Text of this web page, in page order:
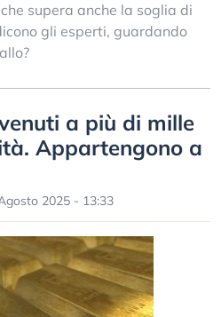
supera anche la soglia di
gli esperti, guardando
a più di mille
Appartengono a
2025 - 13:33